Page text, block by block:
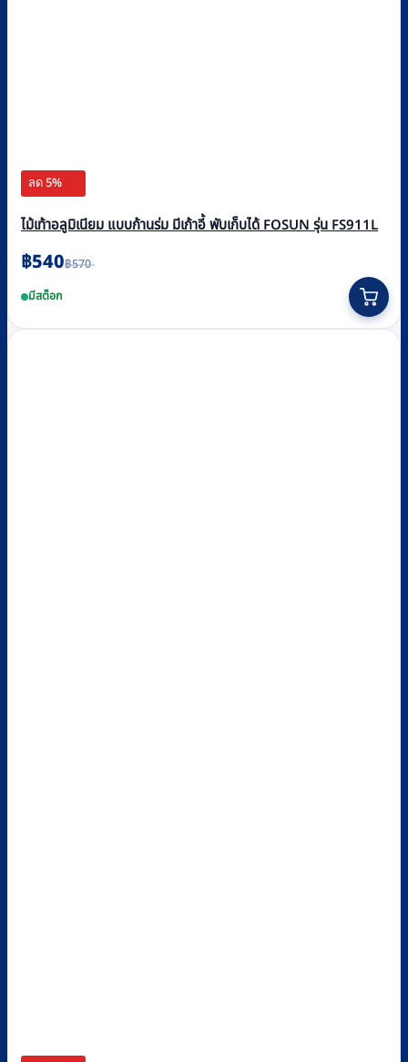
ลด 5%
ไม้เท้าอลูมิเนียม แบบก้านร่ม มีเก้าอี้ พับเก็บได้ FOSUN รุ่น FS911L
฿570
Original
price
was:
฿570.
฿540
Current
price
is:
฿540.
มีสต็อก